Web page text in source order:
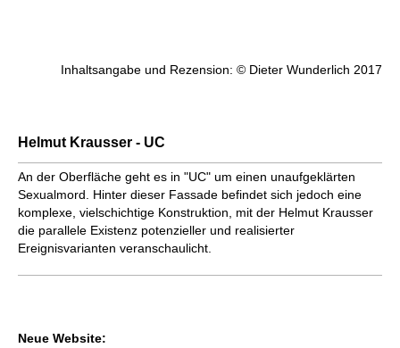
Inhaltsangabe und Rezension: © Dieter Wunderlich 2017
Helmut Krausser - UC
An der Oberfläche geht es in "UC" um einen unaufgeklärten
Sexualmord. Hinter dieser Fassade befindet sich jedoch eine
komplexe, vielschichtige Konstruktion, mit der Helmut Krausser
die parallele Existenz potenzieller und realisierter
Ereignisvarianten veranschaulicht.
Neue Website: